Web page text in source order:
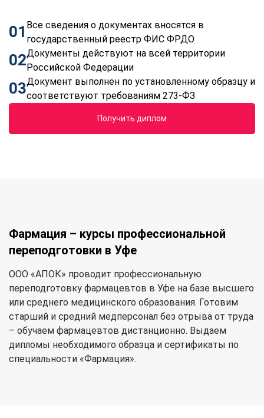
01 Все сведения о документах вносятся в
государственный реестр ФИС ФРДО
02Документы действуют на всей территории
Российской Федерации
03Документ выполнен по установленному образцу и
соответствуют требованиям 273-ФЗ
Получить диплом
Фармация – курсы профессиональной
переподготовки в Уфе
ООО «АПОК» проводит профессиональную
переподготовку фармацевтов в Уфе на базе высшего
или среднего медицинского образования. Готовим
старший и средний медперсонал без отрыва от труда
– обучаем фармацевтов дистанционно. Выдаем
дипломы необходимого образца и сертификаты по
специальности «Фармация».